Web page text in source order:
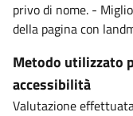
privo di nome. -
della pagina con
Metodo utilizzato
accessibilità
Valutazione